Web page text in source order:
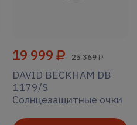
19 999 25 369
DAVID BECKHAM DB
1179/S
Солнцезащитные очки